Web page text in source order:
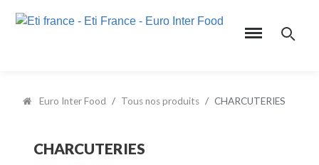
Euro Inter Food Tous nos produits CHARCUTERIES
CHARCUTERIES